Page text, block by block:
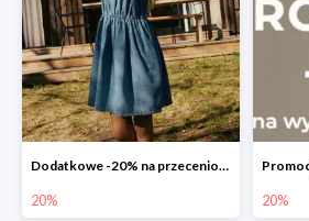
Dodatkowe -20% na przecenione produkty
20% 20%